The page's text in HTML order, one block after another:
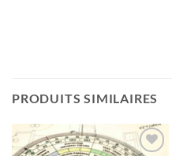
PRODUITS SIMILAIRES